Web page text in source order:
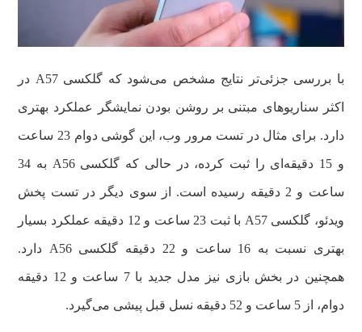
با بررسی جزئی‌تر نتایج مشخص می‌شود که گلکسی A57 در
اکثر سناریوهای مبتنی بر روشن بودن نمایشگر عملکرد بهتری
دارد. برای مثال در تست مرور وب، این گوشی دوام 23 ساعت
و 15 دقیقه‌ای را ثبت کرده، در حالی که گلکسی A56 به 34
ساعت و 2 دقیقه رسیده است. از سوی دیگر در تست پخش
ویدئو، گلکسی A57 با ثبت 23 ساعت و 12 دقیقه عملکرد بسیار
بهتری نسبت به 16 ساعت و 22 دقیقه گلکسی A56 دارد.
همچنین در بخش بازی نیز مدل جدید با 7 ساعت و 12 دقیقه
دوام، از 5 ساعت و 52 دقیقه نسل قبل پیشی می‌گیرد.